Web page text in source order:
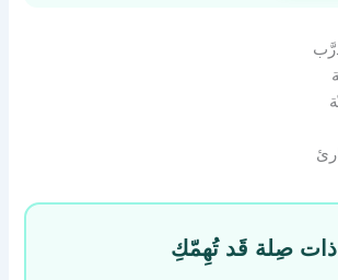
ذات صِلة قَد تُهِمّكِ